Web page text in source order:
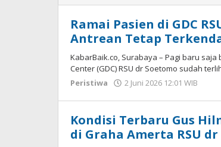
Ramai Pasien di GDC
Antrean Tetap
KabarBaik.co, Surabaya – Pagi baru
Center (GDC) RSU dr Soetomo sudah
Peristiwa
2 Juni 2026 12:01 WIB
Kondisi Terbaru Gus
di Graha Amerta RSU